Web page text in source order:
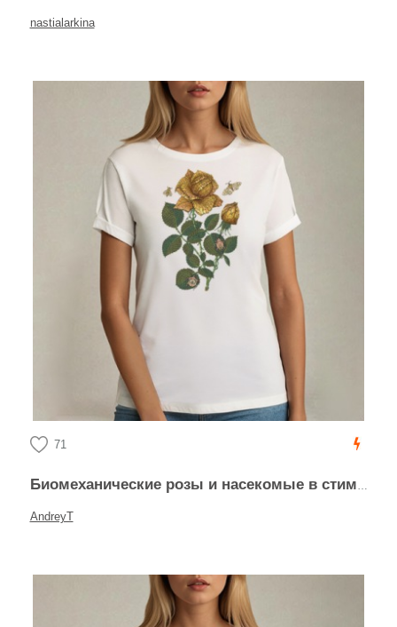
nastialarkina
71
Биомеханические розы и насекомые в стимпанке
AndreyT